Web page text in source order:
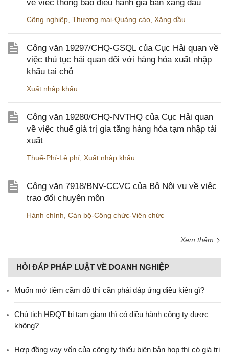
về việc thông báo điều hành giá bán xăng dầu
Công nghiệp Thương mại-Quảng cáo Xăng dầu
Công văn 19297/CHQ-GSQL của Cục Hải quan về
việc thủ tục hải quan đối với hàng hóa xuất nhập
khẩu tại chỗ
Xuất nhập khẩu
Công văn 19280/CHQ-NVTHQ của Cục Hải quan
về việc thuế giá trị gia tăng hàng hóa tạm nhập tái
xuất
Thuế-Phí-Lệ phí Xuất nhập khẩu
Công văn 7918/BNV-CCVC của Bộ Nội vụ về việc
trao đổi chuyên môn
Hành chính Cán bộ-Công chức-Viên chức
Xem thêm
HỎI ĐÁP PHÁP LUẬT VỀ DOANH NGHIỆP
Muốn mở tiệm cầm đồ thì cần phải đáp ứng điều kiện gì?
Chủ tịch HĐQT bị tạm giam thì có điều hành công ty được
không?
Hợp đồng vay vốn của công ty thiếu biên bản họp thì có giá trị